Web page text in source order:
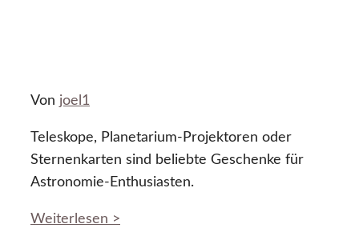
Von joel1
Teleskope, Planetarium-Projektoren oder
Sternenkarten sind beliebte Geschenke für
Astronomie-Enthusiasten.
Weiterlesen >